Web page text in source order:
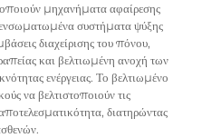
μηχανήματα αφαίρεσης
συστήματα ψύξης
διαχείρισης του πόνου,
και βελτιωμένη ανοχή των
ενέργειας. Το βελτιωμένο
να βελτιστοποιούν τις
διατηρώντας